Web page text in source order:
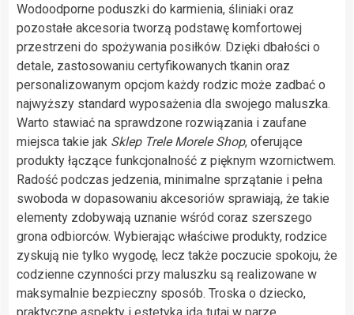
Wodoodporne poduszki do karmienia, śliniaki oraz
pozostałe akcesoria tworzą podstawę komfortowej
przestrzeni do spożywania posiłków. Dzięki dbałości o
detale, zastosowaniu certyfikowanych tkanin oraz
personalizowanym opcjom każdy rodzic może zadbać o
najwyższy standard wyposażenia dla swojego maluszka.
Warto stawiać na sprawdzone rozwiązania i zaufane
miejsca takie jak Sklep Trele Morele Shop, oferujące
produkty łączące funkcjonalność z pięknym wzornictwem.
Radość podczas jedzenia, minimalne sprzątanie i pełna
swoboda w dopasowaniu akcesoriów sprawiają, że takie
elementy zdobywają uznanie wśród coraz szerszego
grona odbiorców. Wybierając właściwe produkty, rodzice
zyskują nie tylko wygodę, lecz także poczucie spokoju, że
codzienne czynności przy maluszku są realizowane w
maksymalnie bezpieczny sposób. Troska o dziecko,
praktyczne aspekty i estetyka idą tutaj w parze,